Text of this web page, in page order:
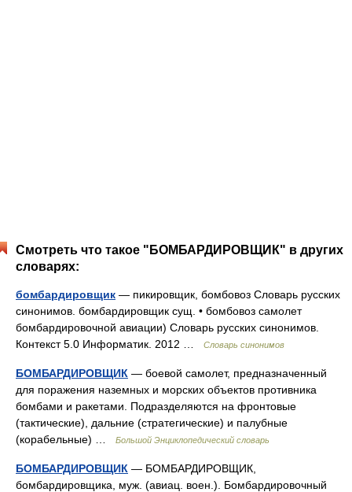
Смотреть что такое "БОМБАРДИРОВЩИК" в других
словарях:
бомбардировщик — пикировщик, бомбовоз Словарь русских
синонимов. бомбардировщик сущ. • бомбовоз самолет
бомбардировочной авиации) Словарь русских синонимов.
Контекст 5.0 Информатик. 2012 …
Словарь синонимов
БОМБАРДИРОВЩИК — боевой самолет, предназначенный
для поражения наземных и морских объектов противника
бомбами и ракетами. Подразделяются на фронтовые
(тактические), дальние (стратегические) и палубные
(корабельные) …
Большой Энциклопедический словарь
БОМБАРДИРОВЩИК — БОМБАРДИРОВЩИК,
бомбардировщика, муж. (авиац. воен.). Бомбардировочный